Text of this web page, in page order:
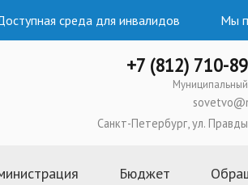
среда для инвалидов Мы
+7 (812) 710-
Санкт-Петербург, ул.
Бюджет